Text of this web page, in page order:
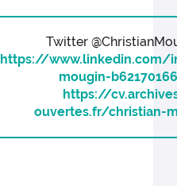
Twitter
https://www.linkedin.com/
mougin-
https://
ouvertes.fr/christian-